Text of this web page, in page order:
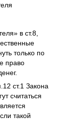
в ст.8,
только по
право
ст.1 Закона
считаться
такой